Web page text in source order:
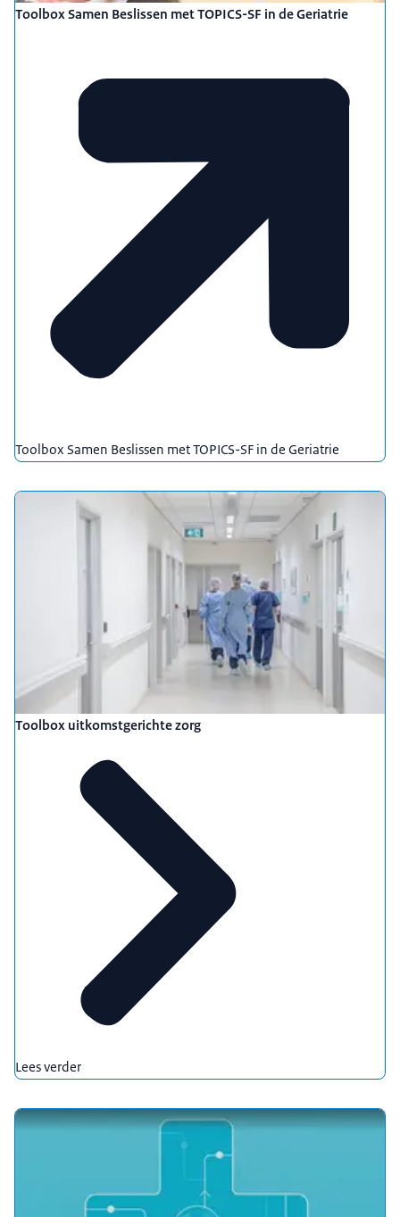
Toolbox Samen Beslissen met TOPICS-SF in de Geriatrie
Toolbox Samen Beslissen met TOPICS-SF in de Geriatrie
Toolbox uitkomstgerichte zorg
Lees verder